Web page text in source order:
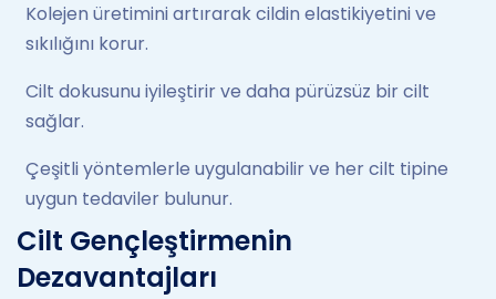
Kolejen üretimini artırarak cildin elastikiyetini ve
sıkılığını korur.
Cilt dokusunu iyileştirir ve daha pürüzsüz bir cilt
sağlar.
Çeşitli yöntemlerle uygulanabilir ve her cilt tipine
uygun tedaviler bulunur.
Cilt Gençleştirmenin
Dezavantajları